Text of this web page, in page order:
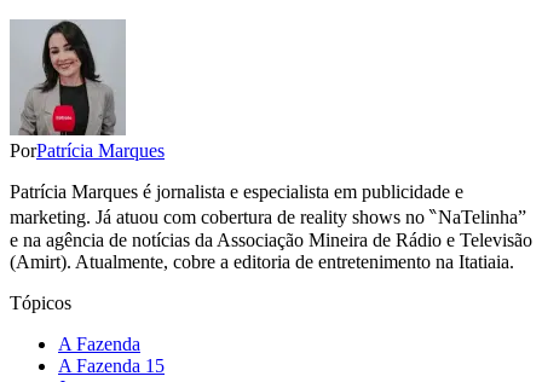
PorPatrícia Marques
Patrícia Marques é jornalista e especialista em publicidade e
marketing. Já atuou com cobertura de reality shows no ‶NaTelinha”
e na agência de notícias da Associação Mineira de Rádio e Televisão
(Amirt). Atualmente, cobre a editoria de entretenimento na Itatiaia.
Tópicos
A Fazenda
A Fazenda 15